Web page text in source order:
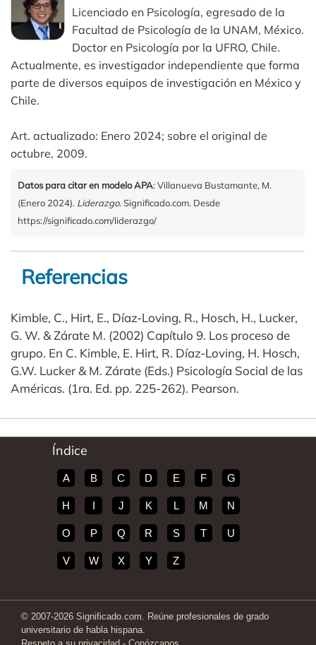
Licenciado en Psicología, egresado de la
Facultad de Psicología de la UNAM, México.
Doctor en Psicología por la UFRO, Chile.
Actualmente, es investigador independiente que forma
parte de diversos equipos de investigación en México y
Chile.
Art. actualizado: Enero 2024; sobre el original de
octubre, 2009.
Datos para citar en modelo APA: Villanueva Bustamante, M.
(Enero 2024). Liderazgo. Significado.com. Desde
https://significado.com/liderazgo/
Referencias
Kimble, C., Hirt, E., Díaz-Loving, R., Hosch, H., Lucker,
G. W. & Zárate M. (2002) Capítulo 9. Los proceso de
grupo. En C. Kimble, E. Hirt, R. Díaz-Loving, H. Hosch,
G.W. Lucker & M. Zárate (Eds.) Psicología Social de las
Américas. (1ra. Ed. pp. 225-262). Pearson.
Índice
A B C D E F G
H I J K L M N
O P Q R S T U
V W X Y Z
© 2007-2026 Significado.com. Reúne profesionales de grado
universitario de habla hispana.